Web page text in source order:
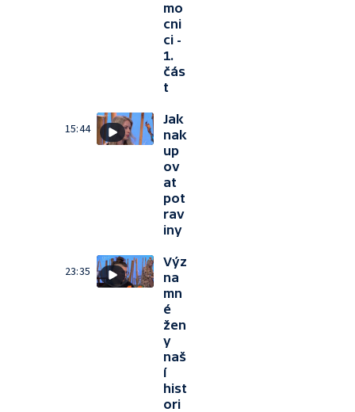
mo
cni
ci -
1.
čás
t
15:44
Jak
nak
up
ov
at
pot
rav
iny
23:35
Výz
na
mn
é
žen
y
naš
í
hist
ori